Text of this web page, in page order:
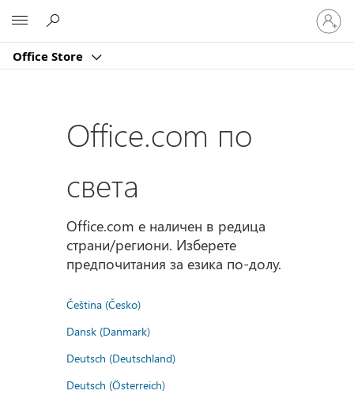
Office Store
Влезте
във
вашия
Office.com по
света
Office.com е наличен в редица
страни/региони. Изберете
предпочитания за езика по-долу.
Čeština (Česko)
Dansk (Danmark)
Deutsch (Deutschland)
Deutsch (Österreich)